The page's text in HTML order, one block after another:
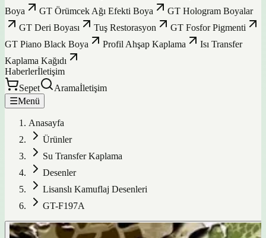
Boya
GT Örümcek Ağı Efekti Boya
GT Hologram Boyalar
GT Deri Boyası
Tuş Restorasyon
GT Fosfor Pigmenti
GT Piano Black Boya
Profil Ahşap Kaplama
Isı Transfer
Kaplama Kağıdı
Haberlerİletişim
Sepet
Aramaİletişim
☰Menü
Anasayfa
Ürünler
Su Transfer Kaplama
Desenler
Lisanslı Kamuflaj Desenleri
GT-F197A